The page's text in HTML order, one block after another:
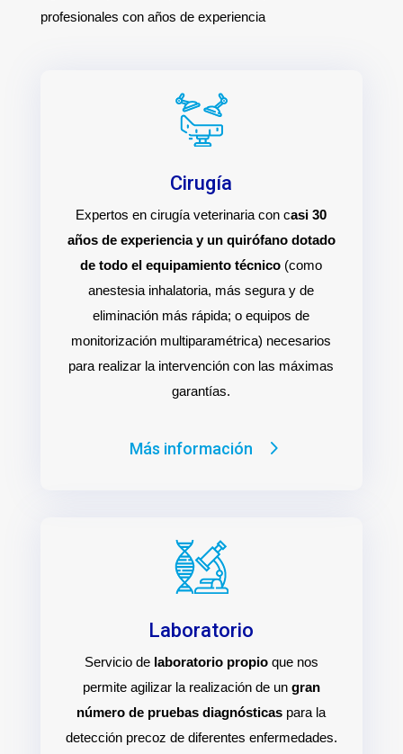
profesionales con años de experiencia
Cirugía
Expertos en cirugía veterinaria con casi 30
años de experiencia y un quirófano dotado
de todo el equipamiento técnico (como
anestesia inhalatoria, más segura y de
eliminación más rápida; o equipos de
monitorización multiparamétrica) necesarios
para realizar la intervención con las máximas
garantías.
Más información
Laboratorio
Servicio de laboratorio propioque nos
permite agilizar la realización de un gran
número de pruebas diagnósticas para la
detección precoz de diferentes enfermedades.